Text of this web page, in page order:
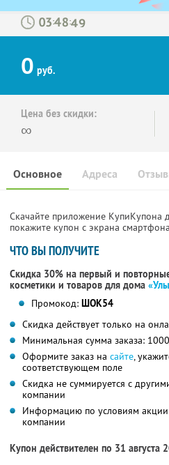
: :
0 руб.
Цена без скидки:
∞
Основное Адреса
Скачайте приложение КупиКупона
покажите купон с экрана
ЧТО ВЫ ПОЛУЧИТЕ
Скидка 30% на первый и
косметики и товаров для дома
Промокод: ШОК54
Скидка действует только на
Минимальная сумма заказа:
Оформите заказ на сайте,
соответствующем поле
Скидка не суммируется с
компании
Информацию по условиям
компании
Купон действителен по 31 августа